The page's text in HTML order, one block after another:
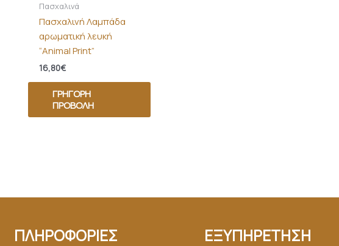
Πασχαλινά
Πασχαλινή Λαμπάδα
αρωματική λευκή
“Animal Print”
16,80€
ΓΡΉΓΟΡΗ
ΠΡΟΒΟΛΉ
ΠΛΗΡΟΦΟΡΙΕΣ
ΕΞΥΠΗΡΕΤΗΣΗ